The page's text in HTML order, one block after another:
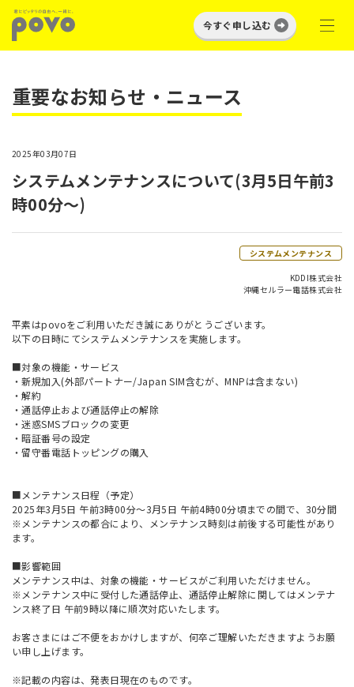
今すぐ申し込む
重要なお知らせ・ニュース
2025年03月07日
システムメンテナンスについて(3月5日午前3
時00分～)
システムメンテナンス
KDDI株式会社
沖縄セルラー電話株式会社
平素はpovoをご利用いただき誠にありがとうございます。
以下の日時にてシステムメンテナンスを実施します。
■対象の機能・サービス
・新規加入(外部パートナー/Japan SIM含むが、MNPは含まない)
・解約
・通話停止および通話停止の解除
・迷惑SMSブロックの変更
・暗証番号の設定
・留守番電話トッピングの購入
■メンテナンス日程（予定）
2025年3月5日 午前3時00分～3月5日 午前4時00分頃までの間で、30分間
※メンテナンスの都合により、メンテナンス時刻は前後する可能性があり
ます。
■影響範囲
メンテナンス中は、対象の機能・サービスがご利用いただけません。
※メンテナンス中に受付した通話停止、通話停止解除に関してはメンテナ
ンス終了日 午前9時以降に順次対応いたします。
お客さまにはご不便をおかけしますが、何卒ご理解いただきますようお願
い申し上げます。
※記載の内容は、発表日現在のものです。